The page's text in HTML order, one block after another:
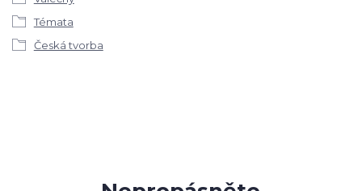
Témata
Česká tvorba